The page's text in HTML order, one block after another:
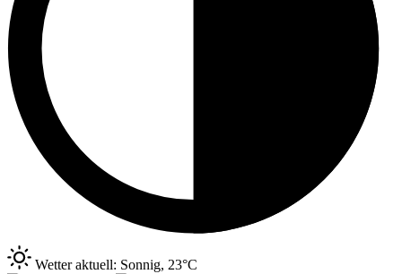
Wetter aktuell: Sonnig, 23°C